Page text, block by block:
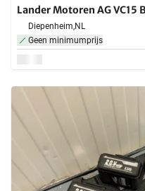
Lander Motoren AG
Diepenheim,NL
Geen minimumprijs